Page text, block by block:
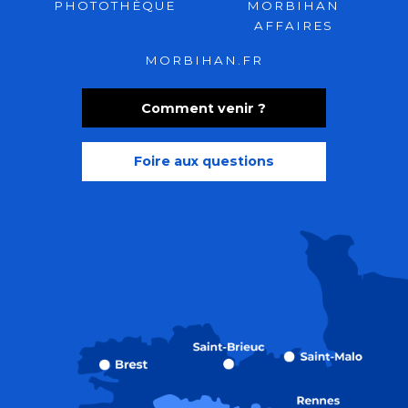
Comment venir ?
Foire aux questions
PHOTOTHÈQUE
MORBIHAN
AFFAIRES
MORBIHAN.FR